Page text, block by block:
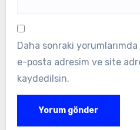
Daha sonraki yorumlarımda
e-posta adresim ve site
kaydedilsin.